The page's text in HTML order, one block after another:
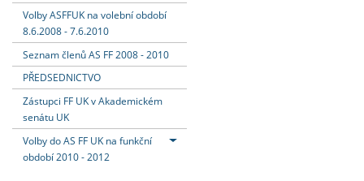
Volby ASFFUK na volební období
8.6.2008 - 7.6.2010
Seznam členů AS FF 2008 - 2010
PŘEDSEDNICTVO
Zástupci FF UK v Akademickém
senátu UK
Volby do AS FF UK na funkční
období 2010 - 2012